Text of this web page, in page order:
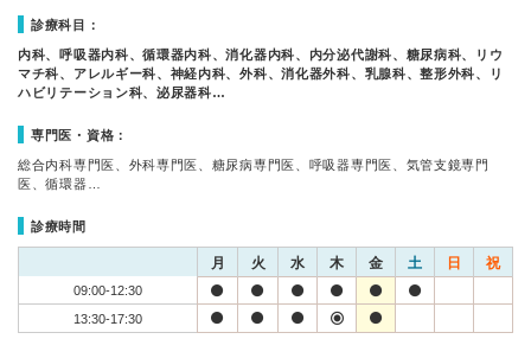
診療科目：
内科、呼吸器内科、循環器内科、消化器内科、内分泌代謝科、糖尿病科、リウ
マチ科、アレルギー科、神経内科、外科、消化器外科、乳腺科、整形外科、リ
ハビリテーション科、泌尿器科…
専門医・資格：
総合内科専門医、外科専門医、糖尿病専門医、呼吸器専門医、気管支鏡専門
医、循環器…
診療時間
月 火 水 木 金 土 日 祝
09:00-12:30
13:30-17:30